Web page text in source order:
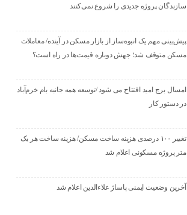
سازندگان پروژه جدیدی را شروع نمی‌کنند
پیش‌بینی مهم یک انبوه‌ساز از بازار مسکن در آینده/ معاملات
مسکن متوقف شد؛ جهش دوباره قیمت‌ها در راه است؟
امسال برج امید افتتاح می شود /توسعه همه جانبه بام خرم‌آباد
در دستور کار
تغییر ۱۰۰ درصدی هزینه ساخت مسکن/ هزینه ساخت هر یک
متر پروژه مسکونی اعلام شد
آخرین وضعیت ایمنی پاساژ علاءالدین اعلام شد